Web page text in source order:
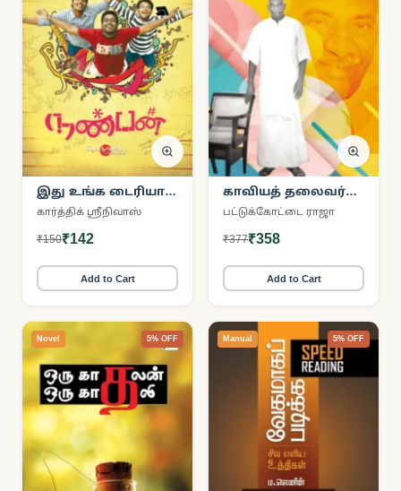
இது உங்க டைரியா
பாருங்க!
கார்த்திக் ஸ்ரீநிவாஸ்
₹150₹142
Add to Cart
காவியத் தலைவர்
காமராஜர்
பட்டுக்கோட்டை ராஜா
₹377₹358
Add to Cart
Novel 5% OFF Manual 5% OFF